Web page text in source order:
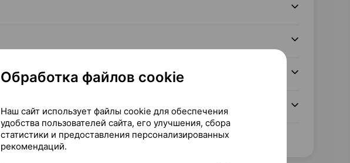
Читать полностью
Обработка файлов cookie
Наш сайт использует файлы cookie для обеспечения
удобства пользователей сайта, его улучшения, сбора
статистики и предоставления персонализированных
рекомендаций.